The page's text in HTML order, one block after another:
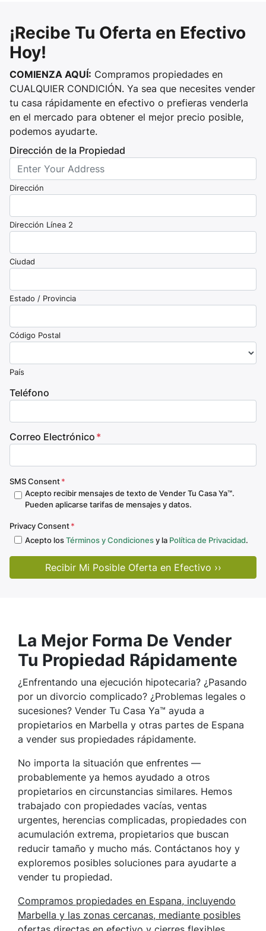
¡Recibe Tu Oferta en Efectivo
Hoy!
COMIENZA AQUÍ: Compramos propiedades en
CUALQUIER CONDICIÓN. Ya sea que necesites vender
tu casa rápidamente en efectivo o prefieras venderla
en el mercado para obtener el mejor precio posible,
podemos ayudarte.
Dirección de la Propiedad
Dirección
Dirección Línea 2
Ciudad
Estado / Provincia
Código Postal
País
Teléfono
Correo Electrónico *
SMS Consent *
Acepto recibir mensajes de texto de Vender Tu Casa Ya™.
Pueden aplicarse tarifas de mensajes y datos.
Privacy Consent *
Acepto los Términos y Condicionesy la Política de Privacidad.
La Mejor Forma De Vender
Tu Propiedad Rápidamente
¿Enfrentando una ejecución hipotecaria? ¿Pasando
por un divorcio complicado? ¿Problemas legales o
sucesiones? Vender Tu Casa Ya™ ayuda a
propietarios en Marbella y otras partes de Espana
a vender sus propiedades rápidamente.
No importa la situación que enfrentes —
probablemente ya hemos ayudado a otros
propietarios en circunstancias similares. Hemos
trabajado con propiedades vacías, ventas
urgentes, herencias complicadas, propiedades con
acumulación extrema, propietarios que buscan
reducir tamaño y mucho más. Contáctanos hoy y
exploremos posibles soluciones para ayudarte a
vender tu propiedad.
Compramos propiedades en Espana, incluyendo
Marbella y las zonas cercanas, mediante posibles